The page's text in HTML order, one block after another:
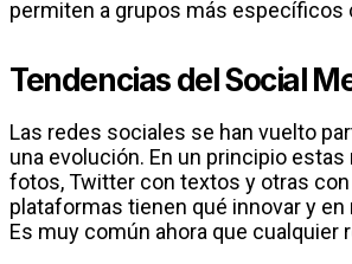
permiten a grupos más específicos
Tendencias del Social
Las redes sociales se han vuelto
una evolución. En un principio
fotos, Twitter con textos y otras
plataformas tienen qué innovar y
Es muy común ahora que